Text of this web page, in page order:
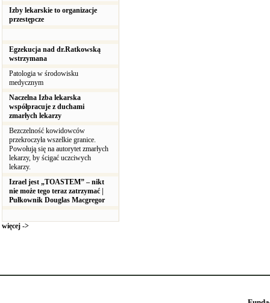
Izby lekarskie to organizacje
przestępcze
Egzekucja nad dr.Ratkowską
wstrzymana
Patologia w środowisku
medycznym
Naczelna Izba lekarska
współpracuje z duchami
zmarłych lekarzy
Bezczelność kowidowców
przekroczyła wszelkie granice.
Powołują się na autorytet zmarłych
lekarzy, by ścigać uczciwych
lekarzy.
Izrael jest „TOASTEM” – nikt
nie może tego teraz zatrzymać |
Pułkownik Douglas Macgregor
więcej ->